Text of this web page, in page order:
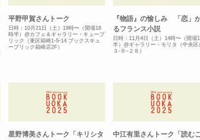
平野甲賀さんトーク
日時：10月21日（土）19時〜（開場18
時半）@カフェ＆ギャラリー・キューブ
リック（東区箱崎1-5-14 ブックスキュ
ーブリック箱崎店2F）
『物語』の愉しみ 「恋」
るフランス小説
日時：11月4日（土）14時〜（開場
半）@ギャラリー・モリタ（中央区
３-９−２８）
星野博美さんトーク「キリシタ
中江有里さんトーク「読むこ